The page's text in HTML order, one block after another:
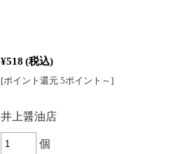
¥518 (税込)
[ポイント還元 5ポイント～]
井上醤油店
個